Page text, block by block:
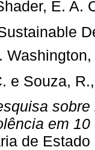
E. A.
e Souza,
em
de